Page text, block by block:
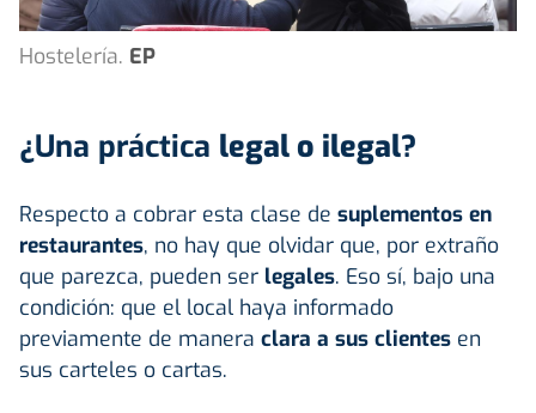
Hostelería. EP
¿Una práctica legal o ilegal?
Respecto a cobrar esta clase de suplementos en
restaurantes, no hay que olvidar que, por extraño
que parezca, pueden ser legales. Eso sí, bajo una
condición: que el local haya informado
previamente de manera clara a sus clientes en
sus carteles o cartas.